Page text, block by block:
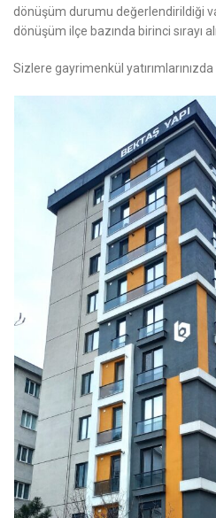
dönüşüm durumu değerlendirildiği
dönüşüm ilçe bazında birinci sırayı
Sizlere gayrimenkül yatırımlarınızda